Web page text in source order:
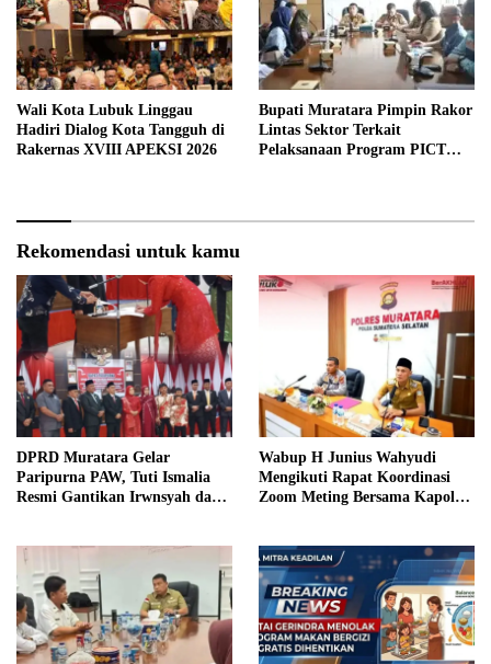
Wali Kota Lubuk Linggau
Hadiri Dialog Kota Tangguh di
Rakernas XVIII APEKSI 2026
Bupati Muratara Pimpin Rakor
Lintas Sektor Terkait
Pelaksanaan Program PICT
Rekomendasi untuk kamu
DPRD Muratara Gelar
Paripurna PAW, Tuti Ismalia
Resmi Gantikan Irwnsyah dari
Wabup H Junius Wahyudi
Mengikuti Rapat Koordinasi
Zoom Meting Bersama Kapolres